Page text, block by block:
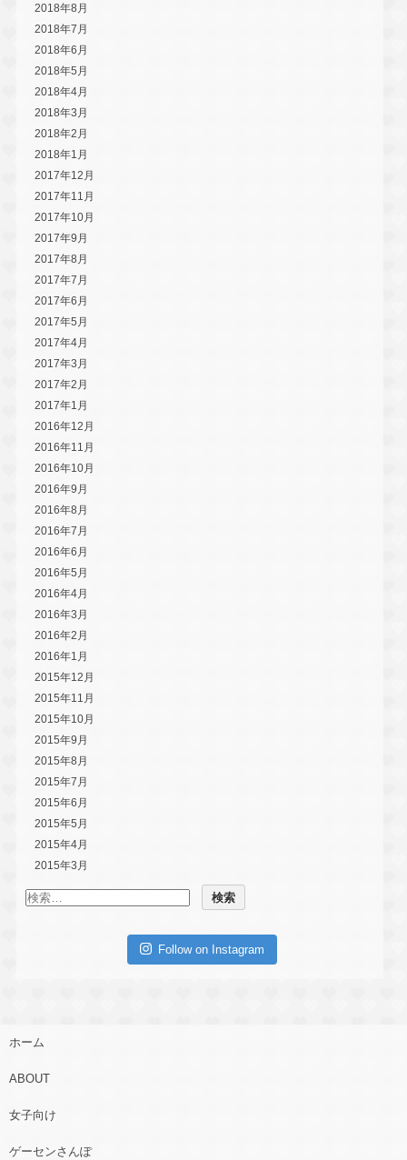
2018年8月
2018年7月
2018年6月
2018年5月
2018年4月
2018年3月
2018年2月
2018年1月
2017年12月
2017年11月
2017年10月
2017年9月
2017年8月
2017年7月
2017年6月
2017年5月
2017年4月
2017年3月
2017年2月
2017年1月
2016年12月
2016年11月
2016年10月
2016年9月
2016年8月
2016年7月
2016年6月
2016年5月
2016年4月
2016年3月
2016年2月
2016年1月
2015年12月
2015年11月
2015年10月
2015年9月
2015年8月
2015年7月
2015年6月
2015年5月
2015年4月
2015年3月
Follow on Instagram
ホーム
ABOUT
女子向け
ゲーセンさんぽ